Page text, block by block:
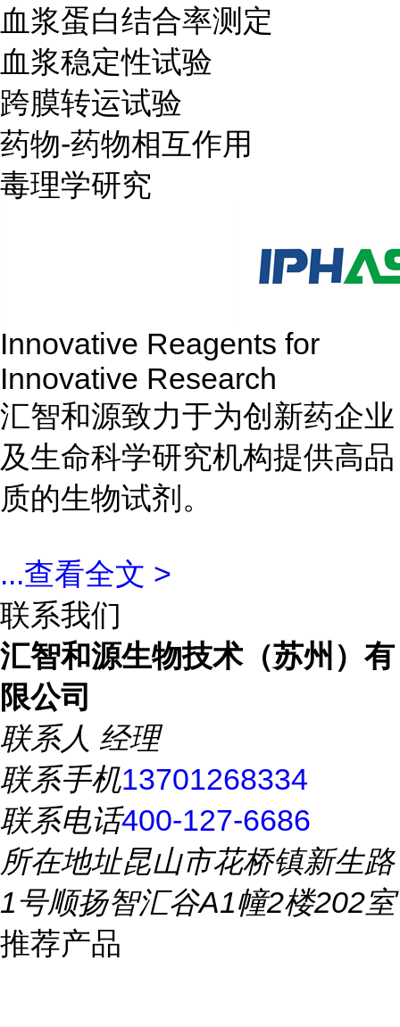
血浆蛋白结合率测定
血浆稳定性试验
跨膜转运试验
药物-药物相互作用
毒理学研究
Innovative Reagents for
Innovative Research
汇智和源致力于为创新药企业
及生命科学研究机构提供高品
质的生物试剂。
...查看全文 >
联系我们
汇智和源生物技术（苏州）有
限公司
联系人 经理
联系手机13701268334
联系电话400-127-6686
所在地址昆山市花桥镇新生路
1号顺扬智汇谷A1幢2楼202室
推荐产品